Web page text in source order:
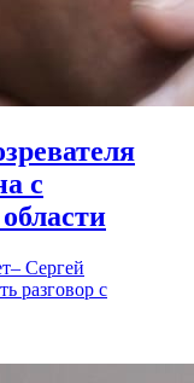
с
Сергей
разговор с